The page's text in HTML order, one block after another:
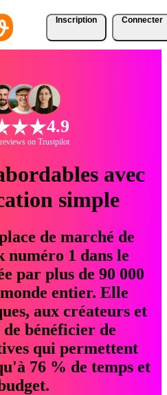
Inscription Connecter
4.9
on Trustpilot
avec
simple
de marché de
numéro 1 dans le
par plus de 90 000
entier. Elle
aux créateurs et
bénéficier de
qui permettent
76 % de temps et